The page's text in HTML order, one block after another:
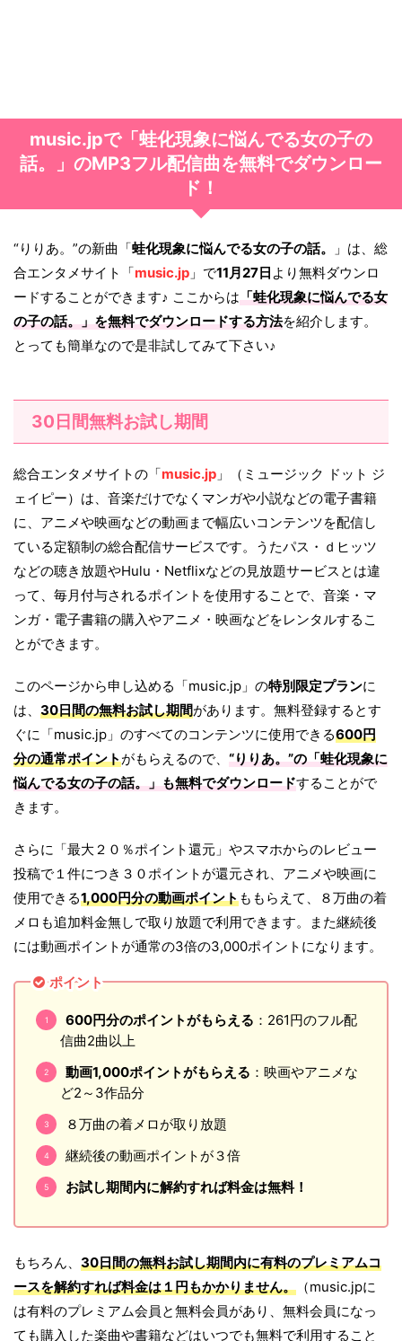
music.jpで「蛙化現象に悩んでる女の子の
話。」のMP3フル配信曲を無料でダウンロー
ド！
“りりあ。”の新曲「蛙化現象に悩んでる女の子の話。
」は、総
合エンタメサイト「music.jp 」で11月27日 より無料ダウンロ
ードすることができます♪ ここからは「蛙化現象に悩んでる女
の子の話。」を無料でダウンロードする方法を紹介します。
とっても簡単なので是非試してみて下さい♪
30日間無料お試し期間
総合エンタメサイトの「music.jp 」（ミュージック ドット ジ
ェイピー）は、音楽だけでなくマンガや小説などの電子書籍
に、アニメや映画などの動画まで幅広いコンテンツを配信し
ている定額制の総合配信サービスです。うたパス・ｄヒッツ
などの聴き放題やHulu・Netflixなどの見放題サービスとは違
って、毎月付与されるポイントを使用することで、音楽・マ
ンガ・電子書籍の購入やアニメ・映画などをレンタルするこ
とができます。
このページから申し込める「music.jp」の特別限定プランに
は、 30日間の無料お試し期間があります。無料登録するとす
ぐに「music.jp」のすべてのコンテンツに使用できる600円
分の通常ポイントがもらえるので、 “りりあ。”の「蛙化現象に
悩んでる女の子の話。」も無料でダウンロードすることがで
きます。
さらに「最大２０％ポイント還元」やスマホからのレビュー
投稿で１件につき３０ポイントが還元され、アニメや映画に
使用できる1,000円分の動画ポイントももらえて、８万曲の着
メロも追加料金無しで取り放題で利用できます。また継続後
には動画ポイントが通常の3倍の3,000ポイントになります。
ポイント
600円分のポイントがもらえる ：261円のフル配
信曲2曲以上
動画1,000ポイントがもらえる ：映画やアニメな
ど2～3作品分
８万曲の着メロが取り放題
継続後の動画ポイントが３倍
お試し期間内に解約すれば料金は無料！
もちろん、 30日間の無料お試し期間内に有料のプレミアムコ
ースを解約すれば料金は１円もかかりません。 （music.jpに
は有料のプレミアム会員と無料会員があり、無料会員になっ
ても購入した楽曲や書籍などはいつでも無料で利用すること